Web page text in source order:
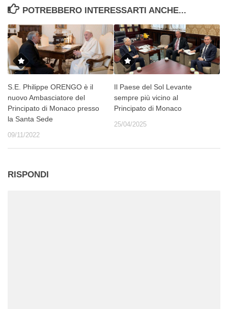
POTREBBERO INTERESSARTI ANCHE...
S.E. Philippe ORENGO è il
nuovo Ambasciatore del
Principato di Monaco presso
la Santa Sede
09/11/2022
Il Paese del Sol Levante
sempre più vicino al
Principato di Monaco
25/04/2025
RISPONDI